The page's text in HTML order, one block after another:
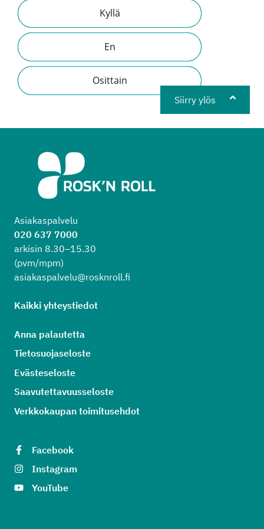
Kyllä
En
Osittain
Siirry ylös
Asiakaspalvelu
020 637 7000
arkisin 8.30–15.30
(pvm/mpm)
asiakaspalvelu@rosknroll.fi
Kaikki yhteystiedot
Anna palautetta
Tietosuojaseloste
Evästeseloste
Saavutettavuusseloste
Verkkokaupan toimitusehdot
Facebook
Instagram
YouTube